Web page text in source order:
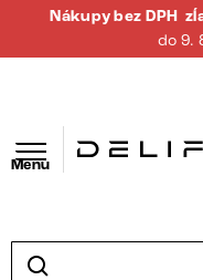
Nákupy bez DPH
do 9.
Menu